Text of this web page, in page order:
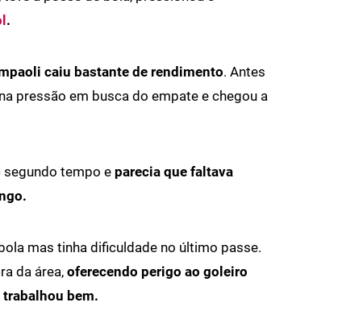
.
caiu bastante de rendimento. Antes
pressão em busca do empate e chegou a
tempo e parecia que faltava
mas tinha dificuldade no último passe.
da área, oferecendo perigo ao goleiro
bem.